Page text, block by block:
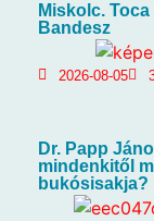
Miskolc.
Bandesz
2026-08-05
Dr. Papp
mindenkitől
bukósisakja?